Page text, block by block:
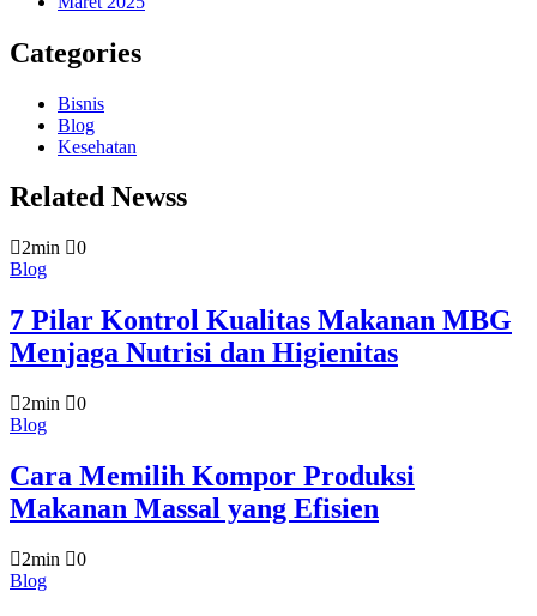
Categories
Bisnis
Blog
Kesehatan
Related Newss
2min
0
Blog
7 Pilar Kontrol Kualitas Makanan MBG
Menjaga Nutrisi dan Higienitas
2min
0
Blog
Cara Memilih Kompor Produksi
Makanan Massal yang Efisien
2min
0
Blog